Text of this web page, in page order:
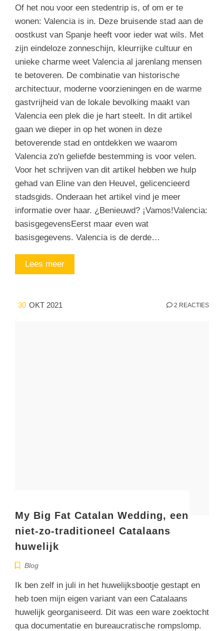
Of het nou voor een stedentrip is, of om er te
wonen: Valencia is in. Deze bruisende stad aan de
oostkust van Spanje heeft voor ieder wat wils. Met
zijn eindeloze zonneschijn, kleurrijke cultuur en
unieke charme weet Valencia al jarenlang mensen
te betoveren. De combinatie van historische
architectuur, moderne voorzieningen en de warme
gastvrijheid van de lokale bevolking maakt van
Valencia een plek die je hart steelt. In dit artikel
gaan we dieper in op het wonen in deze
betoverende stad en ontdekken we waarom
Valencia zo'n geliefde bestemming is voor velen.
Voor het schrijven van dit artikel hebben we hulp
gehad van Eline van den Heuvel, gelicencieerd
stadsgids. Onderaan het artikel vind je meer
informatie over haar. ¿Benieuwd? ¡Vamos!Valencia:
basisgegevensEerst maar even wat
basisgegevens. Valencia is de derde…
Lees meer
30 OKT 2021 2 REACTIES
My Big Fat Catalan Wedding, een
niet-zo-traditioneel Catalaans
huwelijk
Blog
Ik ben zelf in juli in het huwelijksbootje gestapt en
heb toen mijn eigen variant van een Catalaans
huwelijk georganiseerd. Dit was een ware zoektocht
qua documentatie en bureaucratische rompslomp.